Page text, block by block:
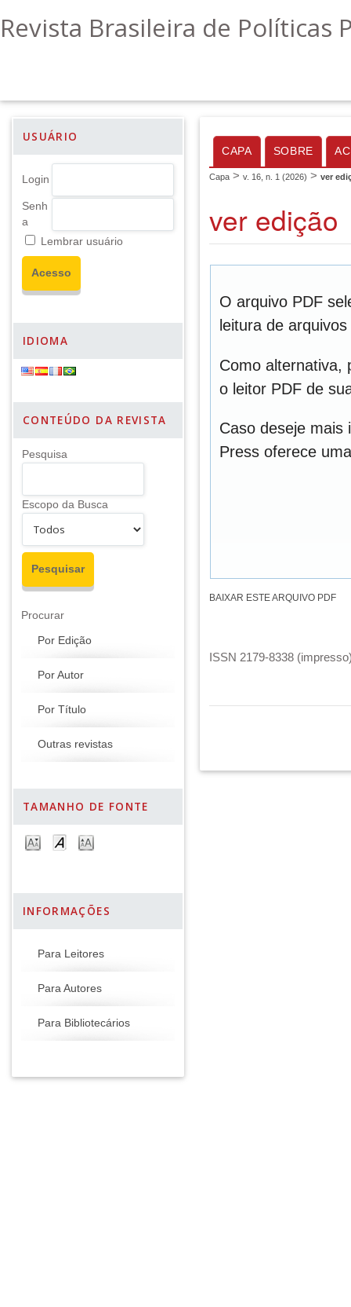
Revista Brasileira de Políticas
USUÁRIO
Login
Senh
a
Lembrar usuário
IDIOMA
CONTEÚDO DA REVISTA
Pesquisa
Escopo da Busca
Procurar
Por Edição
Por Autor
Por Título
Outras revistas
TAMANHO DE FONTE
INFORMAÇÕES
Para Leitores
Para Autores
Para Bibliotecários
CAPA SOBRE
Capa > v. 16, n. 1 (2026) > ver
ver edição
O arquivo PDF
leitura de
Como alternativa,
o leitor PDF de
Caso deseje mais
Press oferece
BAIXAR ESTE ARQUIVO PDF
ISSN 2179-8338